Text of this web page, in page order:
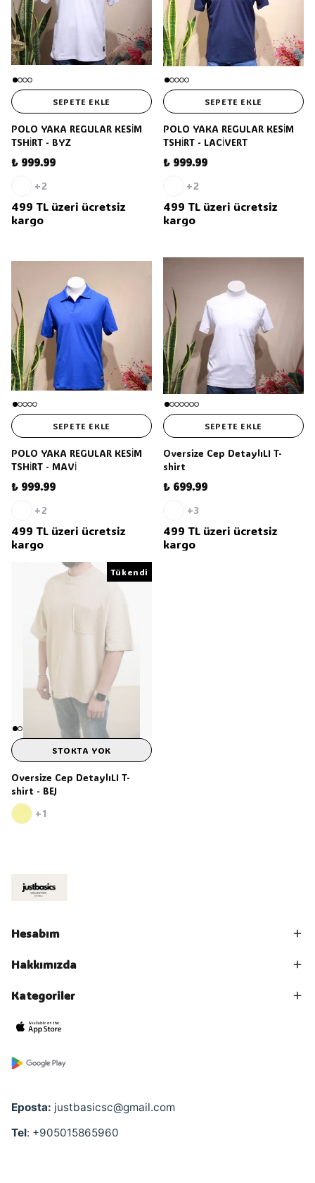
SEPETE EKLE
POLO YAKA REGULAR KESİM
TSHİRT - BYZ
₺ 999.99
+2
499 TL üzeri ücretsiz
kargo
SEPETE EKLE
POLO YAKA REGULAR KESİM
TSHİRT - LACİVERT
₺ 999.99
+2
499 TL üzeri ücretsiz
kargo
SEPETE EKLE
POLO YAKA REGULAR KESİM
TSHİRT - MAVİ
₺ 999.99
+2
499 TL üzeri ücretsiz
kargo
SEPETE EKLE
Oversize Cep DetaylıLI T-
shirt
₺ 699.99
+3
499 TL üzeri ücretsiz
kargo
Tükendi
STOKTA YOK
Oversize Cep DetaylıLI T-
shirt - BEJ
+1
Hesabım
Hakkımızda
Kategoriler
Eposta: justbasicsc@gmail.com
Tel: +905015865960